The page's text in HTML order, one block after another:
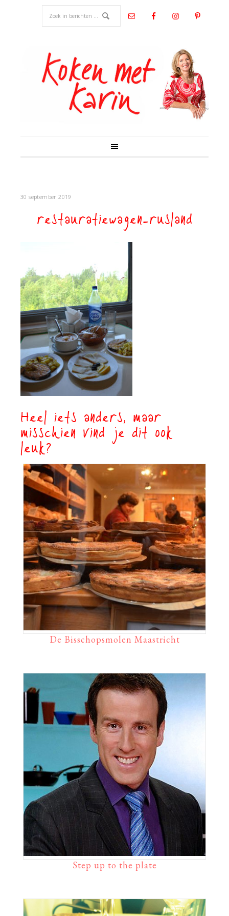
30 september 2019
restauratiewagen-rusland
Heel iets anders, maar
misschien vind je dit ook
leuk?
De Bisschopsmolen Maastricht
Step up to the plate